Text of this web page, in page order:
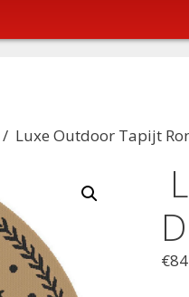
/ Luxe Outdoor Tapijt
€